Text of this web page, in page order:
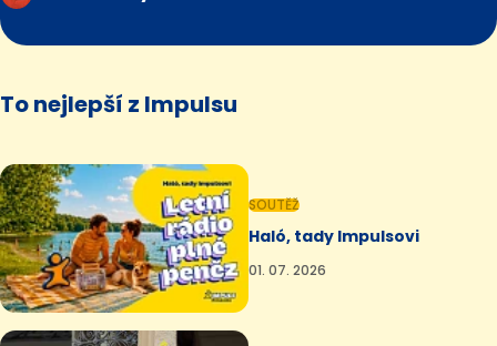
To nejlepší z Impulsu
SOUTĚŽ
Haló, tady Impulsovi
01. 07. 2026